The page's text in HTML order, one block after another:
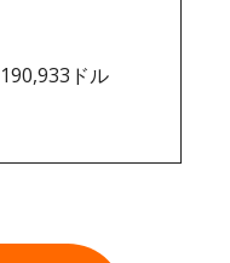
190,933ドル